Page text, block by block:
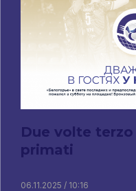
Due volte
primati
06.11.2025 / 10:16